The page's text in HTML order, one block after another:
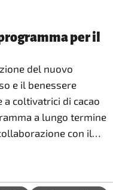
per il
del nuovo
e il benessere
coltivatrici di cacao
a lungo termine
con il